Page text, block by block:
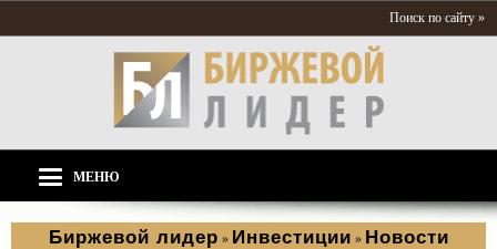
Поиск по сайту »
МЕНЮ
Биржевой лидер » Инвестиции » Новости